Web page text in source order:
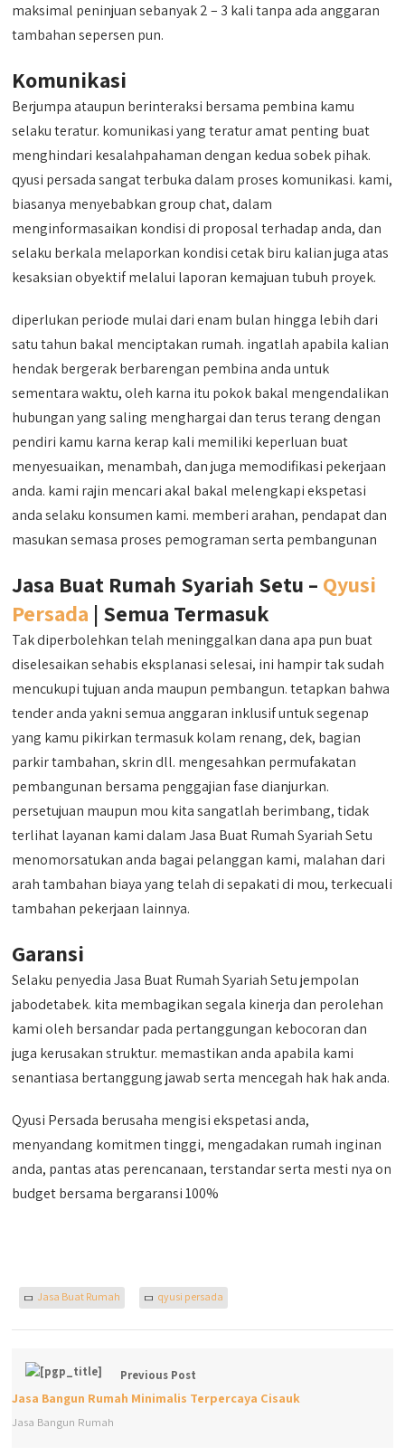
maksimal peninjuan sebanyak 2 – 3 kali tanpa ada anggaran
tambahan sepersen pun.
Komunikasi
Berjumpa ataupun berinteraksi bersama pembina kamu
selaku teratur. komunikasi yang teratur amat penting buat
menghindari kesalahpahaman dengan kedua sobek pihak.
qyusi persada sangat terbuka dalam proses komunikasi. kami,
biasanya menyebabkan group chat, dalam
menginformasaikan kondisi di proposal terhadap anda, dan
selaku berkala melaporkan kondisi cetak biru kalian juga atas
kesaksian obyektif melalui laporan kemajuan tubuh proyek.
diperlukan periode mulai dari enam bulan hingga lebih dari
satu tahun bakal menciptakan rumah. ingatlah apabila kalian
hendak bergerak berbarengan pembina anda untuk
sementara waktu, oleh karna itu pokok bakal mengendalikan
hubungan yang saling menghargai dan terus terang dengan
pendiri kamu karna kerap kali memiliki keperluan buat
menyesuaikan, menambah, dan juga memodifikasi pekerjaan
anda. kami rajin mencari akal bakal melengkapi ekspetasi
anda selaku konsumen kami. memberi arahan, pendapat dan
masukan semasa proses pemograman serta pembangunan
Jasa Buat Rumah Syariah Setu – Qyusi
Persada | Semua Termasuk
Tak diperbolehkan telah meninggalkan dana apa pun buat
diselesaikan sehabis eksplanasi selesai, ini hampir tak sudah
mencukupi tujuan anda maupun pembangun. tetapkan bahwa
tender anda yakni semua anggaran inklusif untuk segenap
yang kamu pikirkan termasuk kolam renang, dek, bagian
parkir tambahan, skrin dll. mengesahkan permufakatan
pembangunan bersama penggajian fase dianjurkan.
persetujuan maupun mou kita sangatlah berimbang, tidak
terlihat layanan kami dalam Jasa Buat Rumah Syariah Setu
menomorsatukan anda bagai pelanggan kami, malahan dari
arah tambahan biaya yang telah di sepakati di mou, terkecuali
tambahan pekerjaan lainnya.
Garansi
Selaku penyedia Jasa Buat Rumah Syariah Setu jempolan
jabodetabek. kita membagikan segala kinerja dan perolehan
kami oleh bersandar pada pertanggungan kebocoran dan
juga kerusakan struktur. memastikan anda apabila kami
senantiasa bertanggung jawab serta mencegah hak hak anda.
Qyusi Persada berusaha mengisi ekspetasi anda,
menyandang komitmen tinggi, mengadakan rumah inginan
anda, pantas atas perencanaan, terstandar serta mesti nya on
budget bersama bergaransi 100%
Jasa Buat Rumah qyusi persada
Previous Post
Jasa Bangun Rumah Minimalis Terpercaya Cisauk
Jasa Bangun Rumah